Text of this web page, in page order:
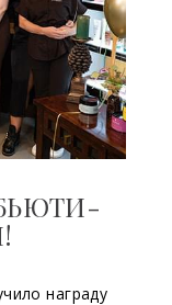
награду